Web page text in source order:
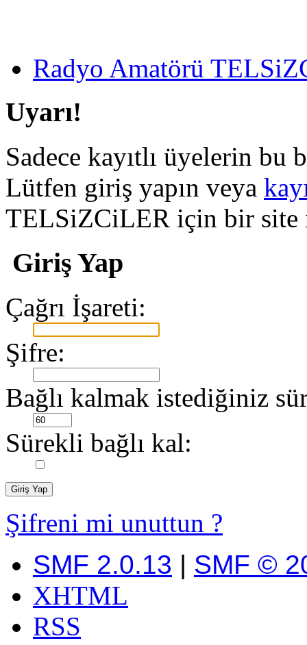
Radyo Amatörü
Uyarı!
Sadece kayıtlı üyelerin bu
Lütfen giriş yapın veya
TELSiZCiLER için bir
Giriş Yap
Çağrı İşareti:
Şifre:
Bağlı kalmak istediğiniz
Sürekli bağlı kal:
Şifreni mi unuttun ?
SMF 2.0.13 | SMF ©
XHTML
RSS